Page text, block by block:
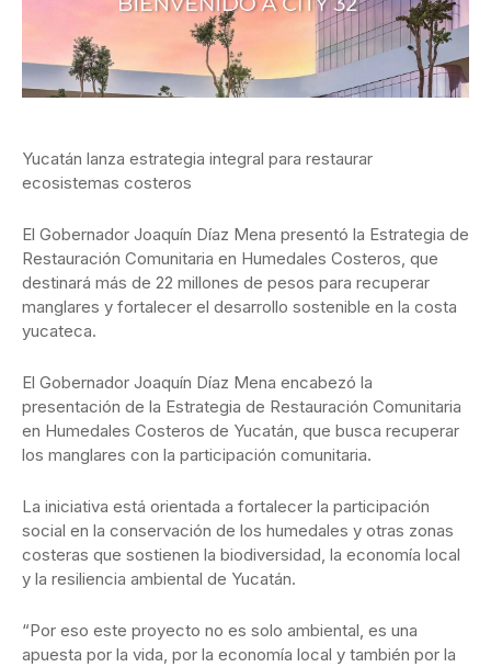
Yucatán lanza estrategia integral para restaurar
ecosistemas costeros
El Gobernador Joaquín Díaz Mena presentó la Estrategia de
Restauración Comunitaria en Humedales Costeros, que
destinará más de 22 millones de pesos para recuperar
manglares y fortalecer el desarrollo sostenible en la costa
yucateca.
El Gobernador Joaquín Díaz Mena encabezó la
presentación de la Estrategia de Restauración Comunitaria
en Humedales Costeros de Yucatán, que busca recuperar
los manglares con la participación comunitaria.
La iniciativa está orientada a fortalecer la participación
social en la conservación de los humedales y otras zonas
costeras que sostienen la biodiversidad, la economía local
y la resiliencia ambiental de Yucatán.
“Por eso este proyecto no es solo ambiental, es una
apuesta por la vida, por la economía local y también por la